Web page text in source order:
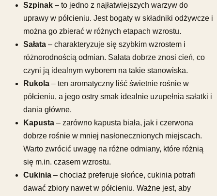
Szpinak – to jedno z najłatwiejszych warzyw do
uprawy w półcieniu. Jest bogaty w składniki odżywcze i
można go zbierać w różnych etapach wzrostu.
Sałata – charakteryzuje się szybkim wzrostem i
różnorodnością odmian. Sałata dobrze znosi cień, co
czyni ją idealnym wyborem na takie stanowiska.
Rukola – ten aromatyczny liść świetnie rośnie w
półcieniu, a jego ostry smak idealnie uzupełnia sałatki i
dania główne.
Kapusta – zarówno kapusta biała, jak i czerwona
dobrze rośnie w mniej nasłonecznionych miejscach.
Warto zwrócić uwagę na różne odmiany, które różnią
się m.in. czasem wzrostu.
Cukinia – chociaż preferuje słońce, cukinia potrafi
dawać zbiory nawet w półcieniu. Ważne jest, aby